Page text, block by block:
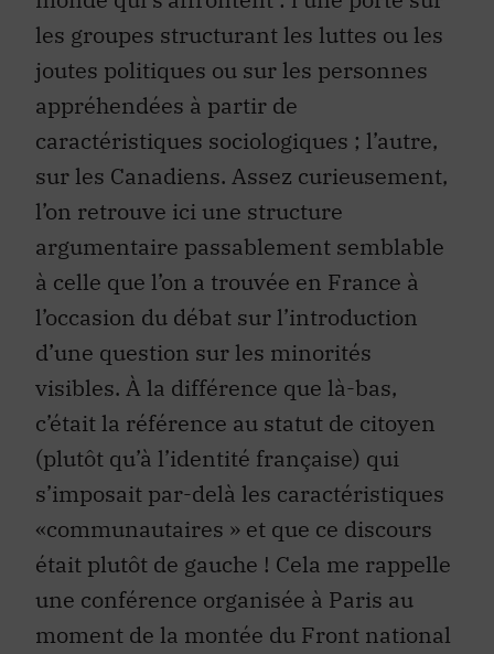
les groupes structurant les luttes ou les
joutes politiques ou sur les personnes
appréhendées à partir de
caractéristiques sociologiques ; l’autre,
sur les Canadiens. Assez curieusement,
l’on retrouve ici une structure
argumentaire passablement semblable
à celle que l’on a trouvée en France à
l’occasion du débat sur l’introduction
d’une question sur les minorités
visibles. À la différence que là-bas,
c’était la référence au statut de citoyen
(plutôt qu’à l’identité française) qui
s’imposait par-delà les caractéristiques
«communautaires » et que ce discours
était plutôt de gauche ! Cela me rappelle
une conférence organisée à Paris au
moment de la montée du Front national